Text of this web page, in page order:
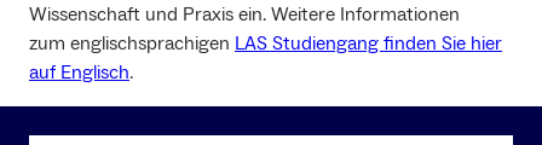
Wissenschaft und Praxis ein. Weitere Informationen
zum englischsprachigen LAS Studiengang finden Sie hier
auf Englisch.